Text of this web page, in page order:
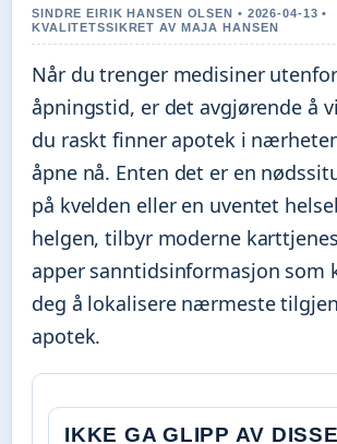
SINDRE EIRIK HANSEN OLSEN • 2026-04-13 •
KVALITETSSIKRET AV MAJA HANSEN
Når du trenger medisiner
åpningstid, er det avgjørende å
du raskt finner apotek i
åpne nå. Enten det er en
på kvelden eller en uventet
helgen, tilbyr moderne
apper sanntidsinformasjon som
deg å lokalisere nærmeste
apotek.
IKKE GA GLIPP AV DISSE